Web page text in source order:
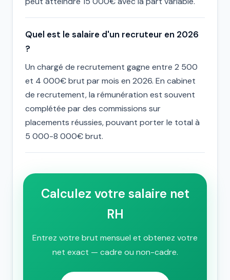
Quel est le salaire d'un recruteur en 2026
?
Un chargé de recrutement gagne entre 2 500
et 4 000€ brut par mois en 2026. En cabinet
de recrutement, la rémunération est souvent
complétée par des commissions sur
placements réussies, pouvant porter le total à
5 000-8 000€ brut.
Calculez votre salaire net
RH
Entrez votre brut mensuel et obtenez votre
net exact — cadre ou non-cadre.